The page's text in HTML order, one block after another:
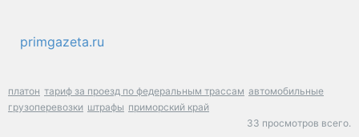
primgazeta.ru
платон тариф за проезд по федеральным трассам автомобильные
грузоперевозки штрафы приморский край
33 просмотров всего.